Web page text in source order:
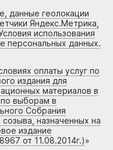
данные геолокации
Яндекс.Метрика,
использования
персональных данных.
оплаты услуг по
издания для
материалов в
выборам в
Собрания
назначенных на
издание
от 11.08.2014г.)»